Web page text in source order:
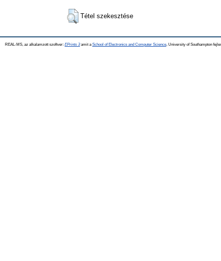
Tétel szekesztése
REAL-MS, az alkalamzott szoftver: EPrints 3amit a School of Electronics and Computer Science , University of Southampton